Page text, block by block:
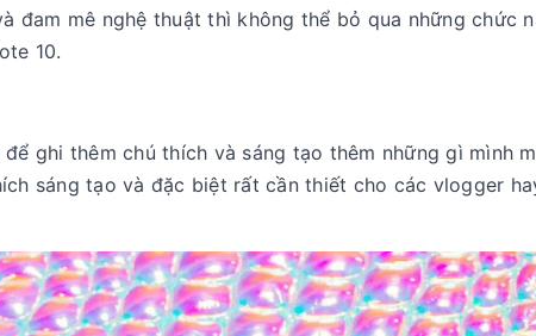
đam mê nghệ thuật thì không thể bỏ qua những chức
10.
ghi thêm chú thích và sáng tạo thêm những gì mình
sáng tạo và đặc biệt rất cần thiết cho các vlogger